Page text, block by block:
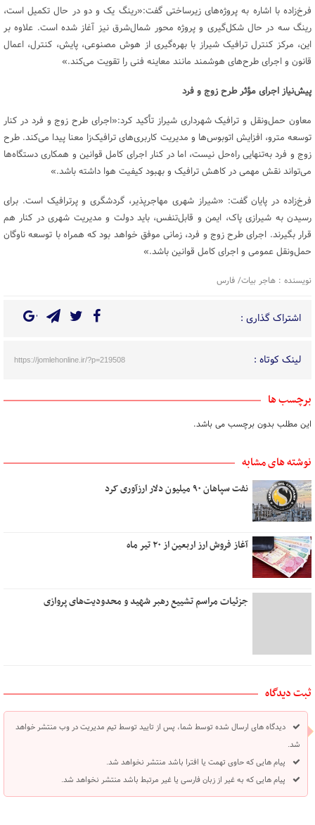
فرخ‌زاده با اشاره به پروژه‌های زیرساختی گفت:«رینگ یک و دو در حال تکمیل است،
رینگ سه در حال شکل‌گیری و پروژه محور شمال‌شرق نیز آغاز شده است. علاوه بر
این، مرکز کنترل ترافیک شیراز با بهره‌گیری از هوش مصنوعی، پایش، کنترل، اعمال
قانون و اجرای طرح‌های هوشمند مانند معاینه فنی را تقویت می‌کند.»
پیش‌نیاز اجرای مؤثر طرح زوج و فرد
معاون حمل‌ونقل و ترافیک شهرداری شیراز تأکید کرد:«اجرای طرح زوج و فرد در کنار
توسعه مترو، افزایش اتوبوس‌ها و مدیریت کاربری‌های ترافیک‌زا معنا پیدا می‌کند. طرح
زوج و فرد به‌تنهایی راه‌حل نیست، اما در کنار اجرای کامل قوانین و همکاری دستگاه‌ها
می‌تواند نقش مهمی در کاهش ترافیک و بهبود کیفیت هوا داشته باشد.»
فرخ‌زاده در پایان گفت: «شیراز شهری مهاجرپذیر، گردشگری و پرترافیک است. برای
رسیدن به شیرازی پاک، ایمن و قابل‌تنفس، باید دولت و مدیریت شهری در کنار هم
قرار بگیرند. اجرای طرح زوج و فرد، زمانی موفق خواهد بود که همراه با توسعه ناوگان
حمل‌ونقل عمومی و اجرای کامل قوانین باشد.»
نویسنده : هاجر بیات/ فارس
اشتراک گذاری :
لینک کوتاه : https://jomlehonline.ir/?p=219508
برچسب ها
این مطلب بدون برچسب می باشد.
نوشته های مشابه
نفت سپاهان ۹۰ میلیون دلار ارزآوری کرد
آغاز فروش ارز اربعین از ۲۰ تیر ماه
جزئیات مراسم تشییع رهبر شهید و محدودیت‌های پروازی
ثبت دیدگاه
دیدگاه های ارسال شده توسط شما، پس از تایید توسط تیم مدیریت در وب منتشر خواهد
شد.
پیام هایی که حاوی تهمت یا افترا باشد منتشر نخواهد شد.
پیام هایی که به غیر از زبان فارسی یا غیر مرتبط باشد منتشر نخواهد شد.